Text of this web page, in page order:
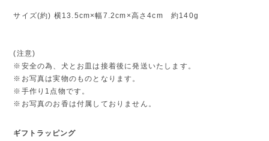
サイズ(約) 横13.5cm×幅7.2cm×高さ4cm 約140g
(注意)
※安全の為、犬とお皿は接着後に発送いたします。
※お写真は実物のものとなります。
※手作り1点物です。
※お写真のお香は付属しておりません。
ギフトラッピング